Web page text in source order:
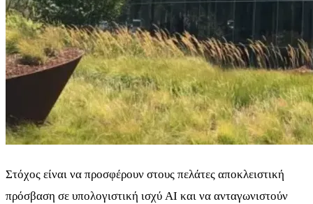
Στόχος είναι να προσφέρουν στους πελάτες αποκλειστική
πρόσβαση σε υπολογιστική ισχύ AI και να ανταγωνιστούν